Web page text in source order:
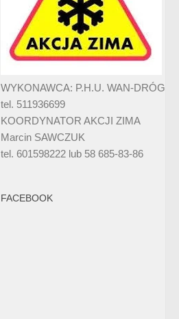
WYKONAWCA: P.H.U. WAN-DRÓG
tel. 511936699
KOORDYNATOR AKCJI ZIMA
Marcin SAWCZUK
tel. 601598222 lub 58 685-83-86
FACEBOOK